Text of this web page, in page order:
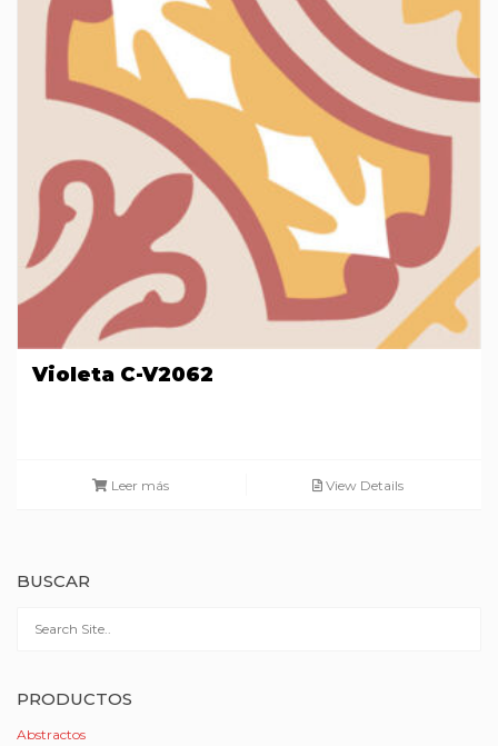
Violeta C-V2062
Leer más View Details
BUSCAR
PRODUCTOS
Abstractos